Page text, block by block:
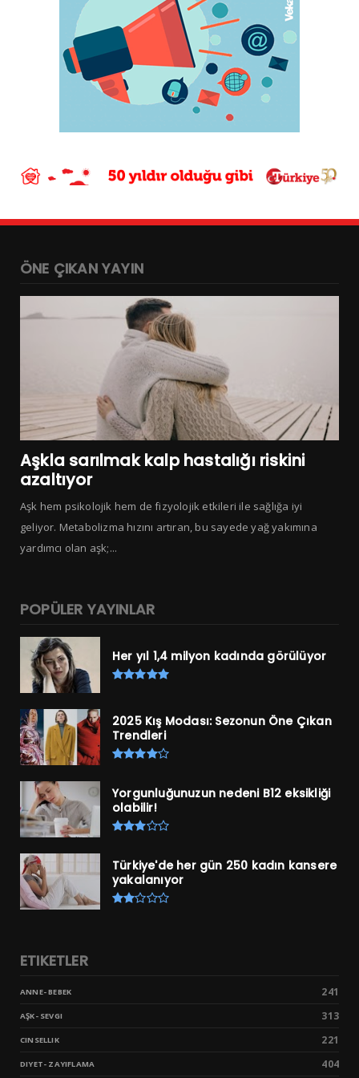
ÖNE ÇIKAN YAYIN
Aşkla sarılmak kalp hastalığı riskini
azaltıyor
Aşk hem psikolojik hem de fizyolojik etkileri ile sağlığa iyi
geliyor. Metabolizma hızını artıran, bu sayede yağ yakımına
yardımcı olan aşk;...
POPÜLER YAYINLAR
Her yıl 1,4 milyon kadında görülüyor
2025 Kış Modası: Sezonun Öne Çıkan
Trendleri
Yorgunluğunuzun nedeni B12 eksikliği
olabilir!
Türkiye'de her gün 250 kadın kansere
yakalanıyor
ETIKETLER
ANNE- BEBEK 241
AŞK- SEVGI 313
CINSELLIK 221
DIYET- ZAYIFLAMA 404